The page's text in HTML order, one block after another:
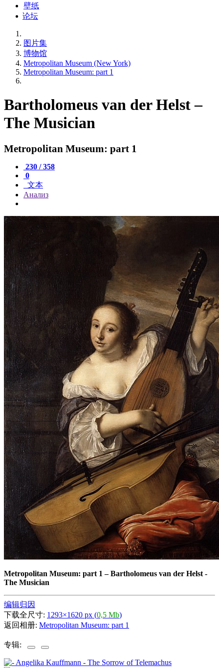
壁纸
论坛
图片集
博物馆
Metropolitan Museum (New York)
Metropolitan Museum: part 1
Bartholomeus van der Helst –
The Musician
Metropolitan Museum: part 1
230 / 358
0
文本
Анализ
Metropolitan Museum: part 1 –Bartholomeus van der Helst -
The Musician
编辑归因
下载全尺寸: 1293×1620 px (0,5 Mb)
返回相册: Metropolitan Museum: part 1
专辑: